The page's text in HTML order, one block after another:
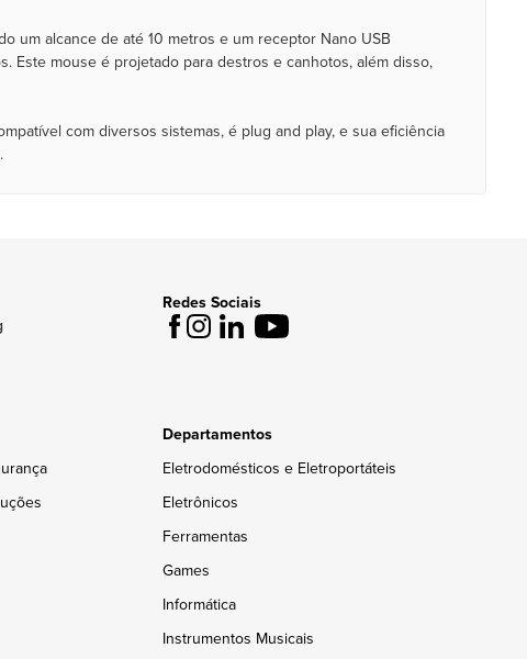
um alcance de até 10 metros e um receptor Nano USB
Este mouse é projetado para destros e canhotos, além disso,
com diversos sistemas, é plug and play, e sua eficiência
Redes Sociais
Departamentos
Eletrodomésticos e Eletroportáteis
Eletrônicos
Ferramentas
Games
Informática
Instrumentos Musicais